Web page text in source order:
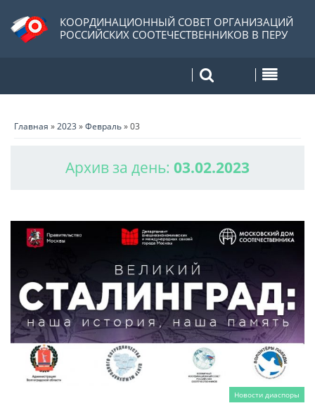
КООРДИНАЦИОННЫЙ СОВЕТ ОРГАНИЗАЦИЙ
РОССИЙСКИХ СООТЕЧЕСТВЕННИКОВ В ПЕРУ
Главная »2023 »Февраль»03
Архив за день: 03.02.2023
Новости диаспоры